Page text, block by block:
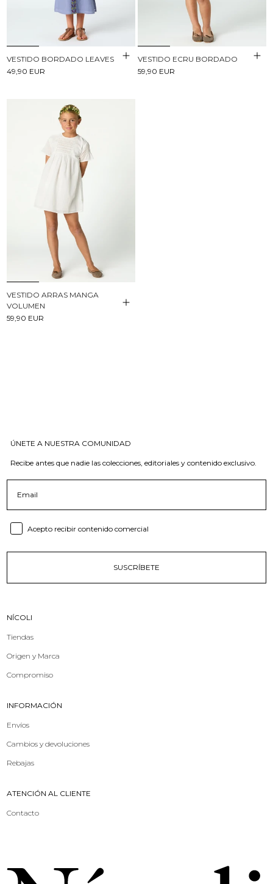
VESTIDO BORDADO LEAVES
49,90 EUR
VESTIDO ECRU BORDADO
59,90 EUR
VESTIDO ARRAS MANGA
VOLUMEN
59,90 EUR
ÚNETE A NUESTRA COMUNIDAD
Recibe antes que nadie las colecciones, editoriales y contenido exclusivo.
Consent email
Acepto recibir contenido comercial
SUSCRÍBETE
NÍCOLI
Tiendas
Origen y Marca
Compromiso
INFORMACIÓN
Envíos
Cambios y devoluciones
Rebajas
ATENCIÓN AL CLIENTE
Contacto